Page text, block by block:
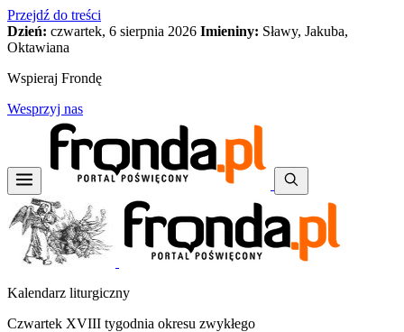
Przejdź do treści
Dzień: czwartek, 6 sierpnia 2026 Imieniny: Sławy, Jakuba,
Oktawiana
Wspieraj Frondę
Wesprzyj nas
Kalendarz liturgiczny
Czwartek XVIII tygodnia okresu zwykłego